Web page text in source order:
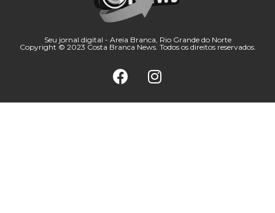
Seu jornal digital - Areia Branca, Rio Grande do Norte
Copyright © 2023 Costa Branca News. Todos os direitos reservados.